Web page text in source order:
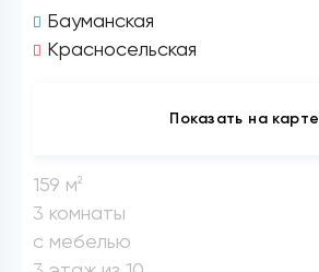
Бауманская
Красносельская
Показать на карте
159 м2
3 комнаты
с мебелью